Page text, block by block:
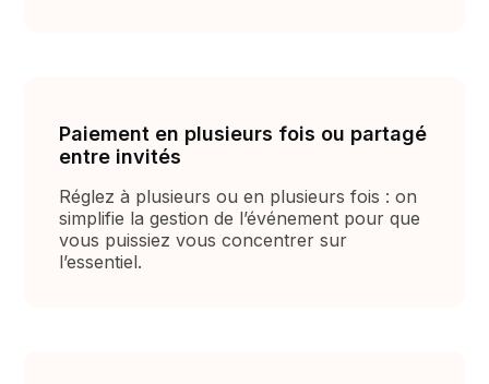
Paiement en plusieurs fois ou partagé
entre invités
Réglez à plusieurs ou en plusieurs fois : on
simplifie la gestion de l’événement pour que
vous puissiez vous concentrer sur
l’essentiel.